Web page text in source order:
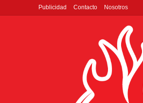
Publicidad Contacto Nosotros